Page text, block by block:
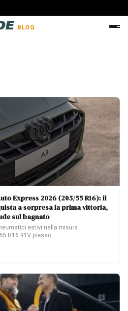
BLOG
Express 2026 (205/55 R16): il
a sorpresa la prima vittoria,
sul bagnato
estivi nella misura
R16 91V presso…